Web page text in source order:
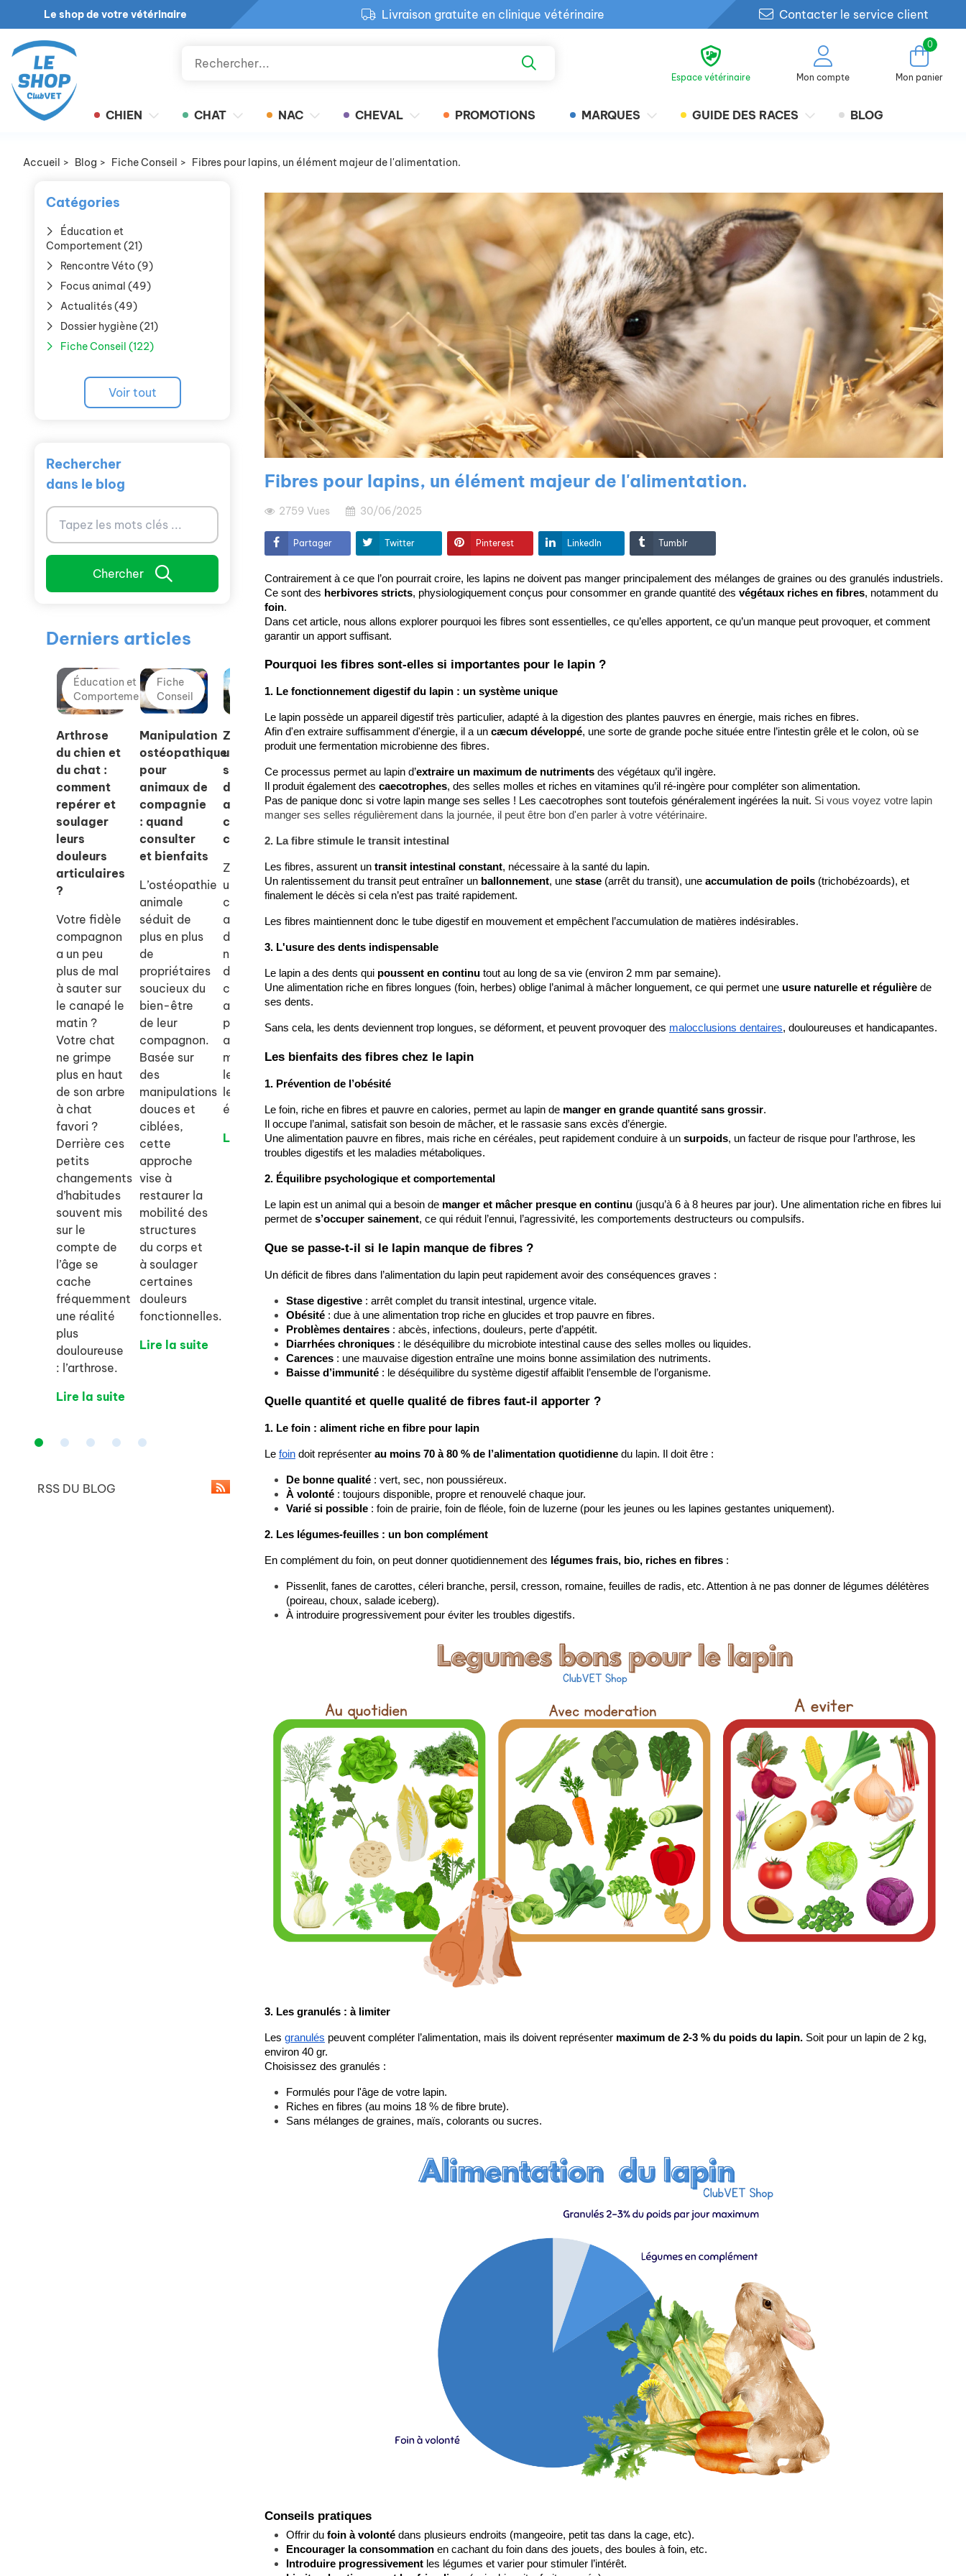
Le shop de votre vétérinaire
Livraison gratuite en clinique vétérinaire
Retour produit gratuit en clinique
Contacter le service client
Espace vétérinaire Mon compte
0
Mon panier
CHIEN CHAT NAC CHEVAL PROMOTIONS MARQUES GUIDE DES RACES BLOG
Accueil > Blog > Fiche Conseil > Fibres pour lapins, un élément majeur de l'alimentation.
Catégories
Éducation et
Comportement (21)
Rencontre Véto (9)
Focus animal (49)
Actualités (49)
Dossier hygiène (21)
Fiche Conseil (122)
Voir tout
Rechercher
dans le blog
Chercher
Derniers articles
Éducation et
Comportement
Arthrose
du chien et
du chat :
comment
repérer et
soulager
leurs
douleurs
articulaires
?
Votre fidèle
compagnon
a un peu
plus de mal
à sauter sur
le canapé le
matin ?
Votre chat
ne grimpe
plus en haut
de son arbre
à chat
favori ?
Derrière ces
petits
changements
d’habitudes
souvent mis
sur le
compte de
l’âge se
cache
fréquemment
une réalité
plus
douloureuse
: l’arthrose.
Lire la suite
Fiche
Conseil
Manipulation
ostéopathique
pour
animaux de
compagnie
: quand
consulter
et bienfaits
L’ostéopathie
animale
séduit de
plus en plus
de
propriétaires
soucieux du
bien-être
de leur
compagnon.
Basée sur
des
manipulations
douces et
ciblées,
cette
approche
vise à
restaurer la
mobilité des
structures
du corps et
à soulager
certaines
douleurs
fonctionnelles.
Lire la suite
Comportement
Zylkene® :
une
solution
douce pour
apaiser
chiens et
chats
Zylkene est
un
complément
alimentaire
d’origine
naturelle
destiné aux
chiens et
aux chats
pour les
aider à
mieux gérer
le stress et
les
émotions.
Lire la suite
Éducation et
animal
Quelles
sont les
races de
chien les
plus
adaptées à
la vie en
?
Découvrez
quelles
chiens
s’adaptent
le mieux à la
vie en
appartement
le
adapté à
votre mode
de vie.
Lire la suite
Conseil
Maladie
cardiaque
chez le
chien ou le
chat : les
reconnaître
et réagir
Les chiens
et les chats
peuvent
souffrir de
cardiaque
qu’il est
important
rapidement.
Lire la suite
RSS DU BLOG
Fibres pour lapins, un élément majeur de l'alimentation.
2759 Vues 30/06/2025
Partager Twitter Pinterest LinkedIn Tumblr
Contrairement à ce que l’on pourrait croire, les lapins ne doivent pas manger principalement des mélanges de graines ou des granulés industriels.
Ce sont des herbivores stricts, physiologiquement conçus pour consommer en grande quantité des végétaux riches en fibres
foin.
Dans cet article, nous allons explorer pourquoi les fibres sont essentielles, ce qu’elles apportent, ce qu’un manque peut provoquer, et comment
garantir un apport suffisant.
Pourquoi les fibres sont-elles si importantes pour le lapin ?
1. Le fonctionnement digestif du lapin : un système unique
Le lapin possède un appareil digestif très particulier, adapté à la digestion des plantes pauvres en énergie, mais riches en fibres.
Afin d'en extraire suffisamment d'énergie, il a un cæcum développé, une sorte de grande poche située entre l’intestin grêle et le colon, où se
produit une fermentation microbienne des fibres.
Ce processus permet au lapin d’extraire un maximum de nutriments des végétaux qu’il ingère.
Il produit également des caecotrophes, des selles molles et riches en vitamines qu’il ré-ingère pour compléter son alimentation.
Pas de panique donc si votre lapin mange ses selles ! Les caecotrophes sont toutefois généralement ingérées la nuit. Si vous voyez votre lapin
manger ses selles régulièrement dans la journée, il peut être bon d'en parler à votre vétérinaire.
2. La fibre stimule le transit intestinal
Les fibres, assurent un transit intestinal constant, nécessaire à la santé du lapin.
Un ralentissement du transit peut entraîner un ballonnement, une stase (arrêt du transit), une accumulation de poils (trichobézoards), et
finalement le décès si cela n’est pas traité rapidement.
Les fibres maintiennent donc le tube digestif en mouvement et empêchent l’accumulation de matières indésirables.
3. L'usure des dents indispensable
Le lapin a des dents qui poussent en continu tout au long de sa vie (environ 2 mm par semaine).
Une alimentation riche en fibres longues (foin, herbes) oblige l’animal à mâcher longuement, ce qui permet une usure naturelle et régulière de
ses dents.
Sans cela, les dents deviennent trop longues, se déforment, et peuvent provoquer des malocclusions dentaires, douloureuses et handicapantes.
Les bienfaits des fibres chez le lapin
1. Prévention de l’obésité
Le foin, riche en fibres et pauvre en calories, permet au lapin de manger en grande quantité sans grossir.
Il occupe l’animal, satisfait son besoin de mâcher, et le rassasie sans excès d’énergie.
Une alimentation pauvre en fibres, mais riche en céréales, peut rapidement conduire à un surpoids, un facteur de risque pour l’arthrose, les
troubles digestifs et les maladies métaboliques.
2. Équilibre psychologique et comportemental
Le lapin est un animal qui a besoin de manger et mâcher presque en continu (jusqu’à 6 à 8 heures par jour). Une alimentation riche en fibres lui
permet de s’occuper sainement, ce qui réduit l’ennui, l’agressivité, les comportements destructeurs ou compulsifs.
Que se passe-t-il si le lapin manque de fibres ?
Un déficit de fibres dans l’alimentation du lapin peut rapidement avoir des conséquences graves :
Stase digestive : arrêt complet du transit intestinal, urgence vitale.
Obésité : due à une alimentation trop riche en glucides et trop pauvre en fibres.
Problèmes dentaires : abcès, infections, douleurs, perte d’appétit.
Diarrhées chroniques : le déséquilibre du microbiote intestinal cause des selles molles ou liquides.
Carences : une mauvaise digestion entraîne une moins bonne assimilation des nutriments.
Baisse d’immunité : le déséquilibre du système digestif affaiblit l’ensemble de l’organisme.
Quelle quantité et quelle qualité de fibres faut-il apporter ?
1. Le foin : aliment riche en fibre pour lapin
Le foin doit représenter au moins 70 à 80 % de l’alimentation quotidienne du lapin. Il doit être :
De bonne qualité : vert, sec, non poussiéreux.
À volonté : toujours disponible, propre et renouvelé chaque jour.
Varié si possible : foin de prairie, foin de fléole, foin de luzerne (pour les jeunes ou les lapines gestantes uniquement).
2. Les légumes-feuilles : un bon complément
En complément du foin, on peut donner quotidiennement des légumes frais, bio, riches en fibres :
Pissenlit, fanes de carottes, céleri branche, persil, cresson, romaine, feuilles de radis, etc. Attention à ne pas donner de légumes délétères
(poireau, choux, salade iceberg).
À introduire progressivement pour éviter les troubles digestifs.
3. Les granulés : à limiter
Les granulés peuvent compléter l’alimentation, mais ils doivent représenter maximum de 2-3 % du poids du lapin. Soit pour un lapin de 2 kg,
environ 40 gr.
Choisissez des granulés :
Formulés pour l'âge de votre lapin.
Riches en fibres (au moins 18 % de fibre brute).
Sans mélanges de graines, maïs, colorants ou sucres.
Conseils pratiques
Offrir du foin à volonté dans plusieurs endroits (mangeoire, petit tas dans la cage, etc).
Encourager la consommation en cachant du foin dans des jouets, des boules à foin, etc.
Introduire progressivement les légumes et varier pour stimuler l’intérêt.